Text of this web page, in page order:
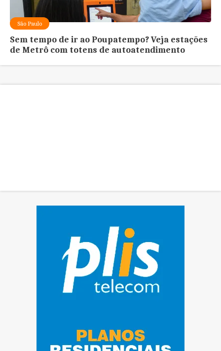
São Paulo
Sem tempo de ir ao Poupatempo? Veja estações
de Metrô com totens de autoatendimento